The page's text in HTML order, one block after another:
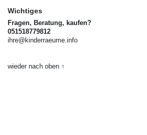
Wichtiges
Fragen, Beratung, kaufen?
051518779812
ihre@kinderraeume.info
wieder nach oben ↑